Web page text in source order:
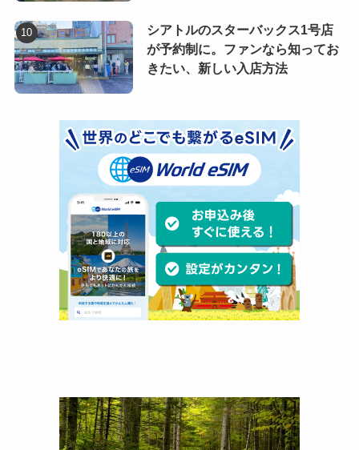
シアトルのスターバックス1号店
が予約制に。ファンなら知ってお
きたい、新しい入店方法